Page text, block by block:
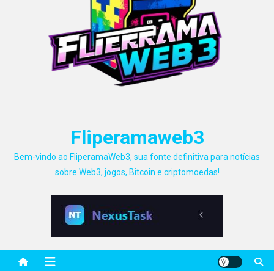
Fliperamaweb3
Bem-vindo ao FliperamaWeb3, sua fonte definitiva para notícias
sobre Web3, jogos, Bitcoin e criptomoedas!